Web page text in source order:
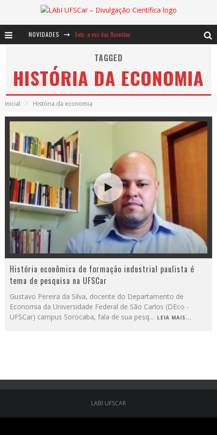
NOVIDADES Ents: a voz das florestas
Notáveis: Bertha Lutz
Baú de Histórias - A jamais imaginada aventura com os moinhos de vento
TAGGED
HISTÓRIA DA ECONOMIA
Inicial História da economia
História econômica de formação industrial paulista é
tema de pesquisa na UFSCar
Gustavo Pereira da Silva, docente do Departamento de
Economia da Universidade Federal de São Carlos (DEco -
UFSCar) campus Sorocaba, fala de sua pesq... LEIA MAIS...
LABI UFSCAR